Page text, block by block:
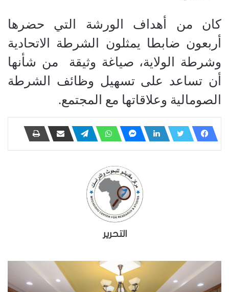
كان من أهداف الورشة التي حضرها
أربعون ضابطا يمثلون الشرطة الاتحادية
وشرطة الولاية، صياغة وثيقة من شأنها
أن تساعد على تسهيل وظائف الشرطة
الصومالية وعلاقاتها مع المجتمع.
التحرير